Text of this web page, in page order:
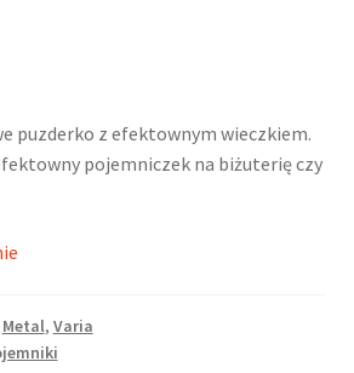
puzderko z efektownym wieczkiem.
pojemniczek na biżuterię czy
Metal, Varia